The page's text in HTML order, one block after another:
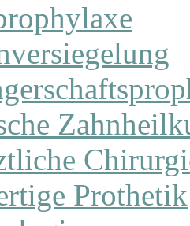
Prothetik